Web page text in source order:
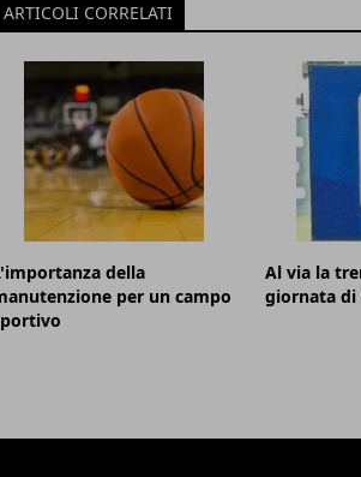
ARTICOLI CORRELATI
della
per un campo
Al via la
giornata di